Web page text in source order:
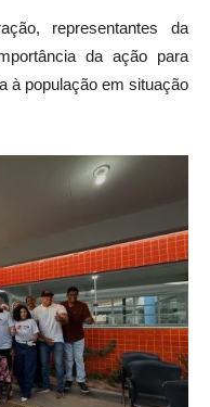
representantes da
da ação para
à população em situação